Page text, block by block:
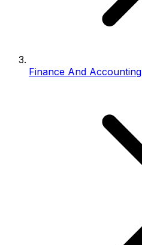
Finance And Accounting